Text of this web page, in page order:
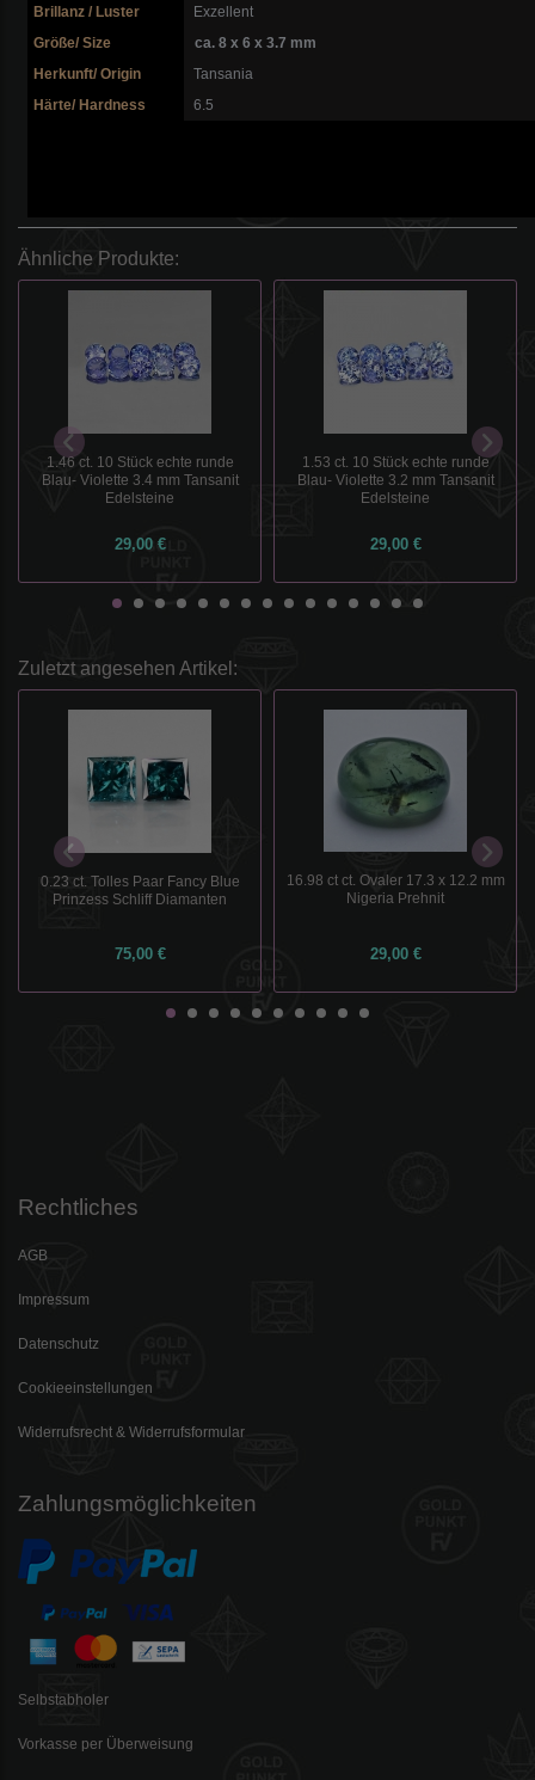
Brillanz / Luster
Exzellent
Größe/ Size
ca. 8 x 6 x 3.7 mm
Herkunft/ Origin
Tansania
Härte/ Hardness
6.5
Ähnliche Produkte:
1.46 ct. 10 Stück echte runde
Blau- Violette 3.4 mm Tansanit
Edelsteine
29,00 €
1.53 ct. 10 Stück echte runde
Blau- Violette 3.2 mm Tansanit
Edelsteine
29,00 €
Zuletzt angesehen Artikel:
0.23 ct. Tolles Paar Fancy Blue
Prinzess Schliff Diamanten
75,00 €
16.98 ct ct. Ovaler 17.3 x 12.2 mm
Nigeria Prehnit
29,00 €
Rechtliches
AGB
Impressum
Datenschutz
Cookieeinstellungen
Widerrufsrecht & Widerrufsformular
Zahlungsmöglichkeiten
Selbstabholer
Vorkasse per Überweisung